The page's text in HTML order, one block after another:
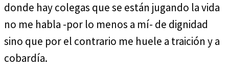
donde hay colegas que se están jugando la vida
no me habla -por lo menos a mí- de dignidad
sino que por el contrario me huele a traición y a
cobardía.